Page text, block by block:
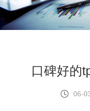
口碑好的
06-